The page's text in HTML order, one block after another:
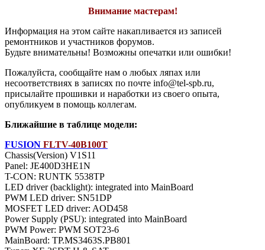
Внимание мастерам!
Информация на этом сайте накапливается из записей
ремонтников и участников форумов.
Будьте внимательны! Возможны опечатки или ошибки!
Пожалуйста, сообщайте нам о любых ляпах или
несоответствиях в записях по почте info@tel-spb.ru,
присылайте прошивки и наработки из своего опыта,
опубликуем в помощь коллегам.
Ближайшие в таблице модели:
FUSION FLTV-40B100T
Chassis(Version) V1S11
Panel: JE400D3HE1N
T-CON: RUNTK 5538TP
LED driver (backlight): integrated into MainBoard
PWM LED driver: SN51DP
MOSFET LED driver: AOD458
Power Supply (PSU): integrated into MainBoard
PWM Power: PWM SOT23-6
MainBoard: TP.MS3463S.PB801